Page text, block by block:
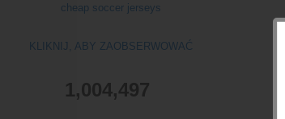
cheap soccer jerseys
KLIKNIJ, ABY ZAOBSERWOWAĆ
1,004,497